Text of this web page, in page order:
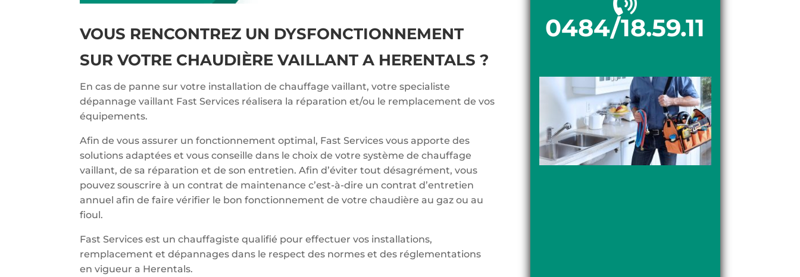
VOUS RENCONTREZ UN DYSFONCTIONNEMENT
SUR VOTRE CHAUDIÈRE VAILLANT A HERENTALS ?
En cas de panne sur votre installation de chauffage vaillant, votre specialiste
dépannage vaillant Fast Services réalisera la réparation et/ou le remplacement de vos
équipements.
Afin de vous assurer un fonctionnement optimal, Fast Services vous apporte des
solutions adaptées et vous conseille dans le choix de votre système de chauffage
vaillant, de sa réparation et de son entretien. Afin d’éviter tout désagrément, vous
pouvez souscrire à un contrat de maintenance c’est-à-dire un contrat d’entretien
annuel afin de faire vérifier le bon fonctionnement de votre chaudière au gaz ou au
fioul.
Fast Services est un chauffagiste qualifié pour effectuer vos installations,
remplacement et dépannages dans le respect des normes et des réglementations
en vigueur a Herentals.
0484/18.59.11